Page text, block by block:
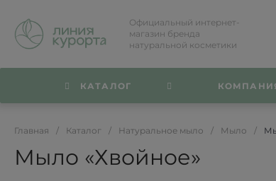
Официальный интернет-
магазин бренда
натуральной косметики
КАТАЛОГ
Главная / Каталог / Натуральное мыло / Мыло /
Мыло «Хвойное»